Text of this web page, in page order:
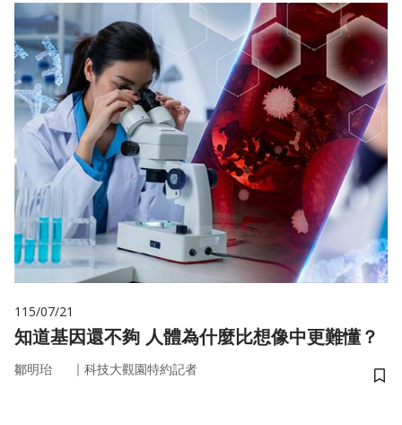
115/07/21
知道基因還不夠 人體為什麼比想像中更難懂？
鄒明珆 ｜ 科技大觀園特約記者
儲